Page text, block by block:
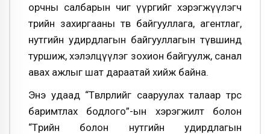
орчны салбарын чиг үүргийг хэрэгжүүлэгч
төрийн захиргааны төв байгууллага, агентлаг,
нутгийн удирдлагын байгууллагын түвшинд
туршиж, хэлэлцүүлэг зохион байгуулж, санал
авах ажлыг шат дараатай хийж байна.
Энэ удаад “Төвлөрлийг сааруулах талаар төрөөс
баримтлах бодлого”-ын хэрэгжилт болон
“Төрийн болон нутгийн удирдлагын